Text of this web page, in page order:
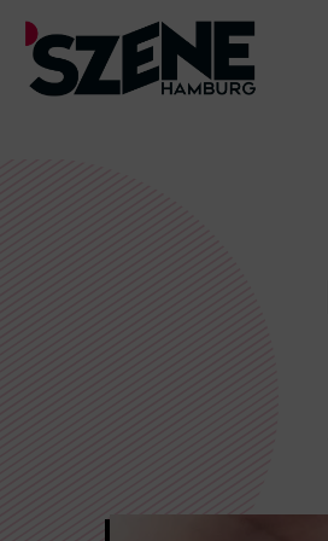
Zum